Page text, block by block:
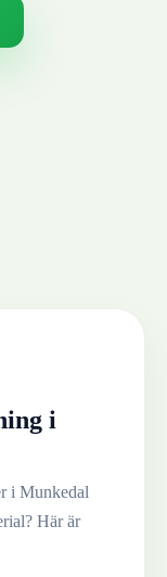
i
i Munkedal
Här är